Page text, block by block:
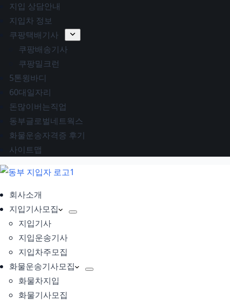
지입 상담안내
지입차 정보
쿠팡택배기사
쿠팡배송기사
쿠팡밀크런
5톤윙바디
60대일자리
돈많이버는직업
동부글로벌네트웍스
화물운송자격증 후기
사이트맵
회사소개
지입기사모집
지입기사
지입운송기사
지입차주모집
화물운송기사모집
화물차지입
화물기사모집